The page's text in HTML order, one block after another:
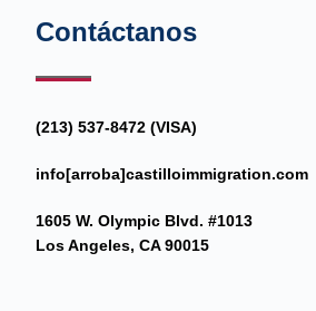
Contáctanos
(213) 537-8472 (VISA)
info[arroba]castilloimmigration.com
1605 W. Olympic Blvd. #1013
Los Angeles, CA 90015